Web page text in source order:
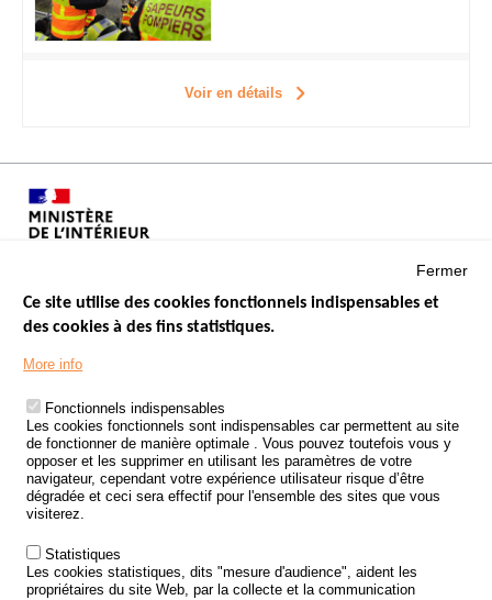
Voir en détails
Menu
Footer
LES SITES PUBLICS
ÉTAT DE L’INSÉCURITÉ ROUTIÈRE
TRAITEMENT DES DONNÉES PERSONNELLES DES ACCIDENTS DE
LA ROUTE
ETUDES ET RECHERCHES
APPEL À PROJETS
POLITIQUE DE SÉCURITÉ ROUTIÈRE
Fermer
Ce site utilise des cookies fonctionnels indispensables et
des cookies à des fins statistiques.
More info
Fonctionnels indispensables
Les cookies fonctionnels sont indispensables car permettent au site
de fonctionner de manière optimale . Vous pouvez toutefois vous y
opposer et les supprimer en utilisant les paramètres de votre
navigateur, cependant votre expérience utilisateur risque d’être
dégradée et ceci sera effectif pour l'ensemble des sites que vous
visiterez.
Statistiques
Les cookies statistiques, dits "mesure d'audience", aident les
propriétaires du site Web, par la collecte et la communication